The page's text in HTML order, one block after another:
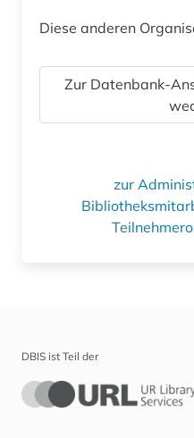
Diese anderen
Zur Datenbank-
zur
DBIS ist Teil der